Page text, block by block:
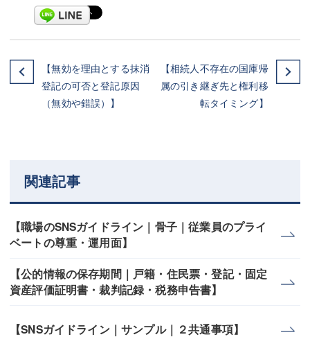
【無効を理由とする抹消
登記の可否と登記原因
（無効や錯誤）】
【相続人不存在の国庫帰
属の引き継ぎ先と権利移
転タイミング】
関連記事
【職場のSNSガイドライン｜骨子｜従業員のプライ
ベートの尊重・運用面】
【公的情報の保存期間｜戸籍・住民票・登記・固定
資産評価証明書・裁判記録・税務申告書】
【SNSガイドライン｜サンプル｜２共通事項】